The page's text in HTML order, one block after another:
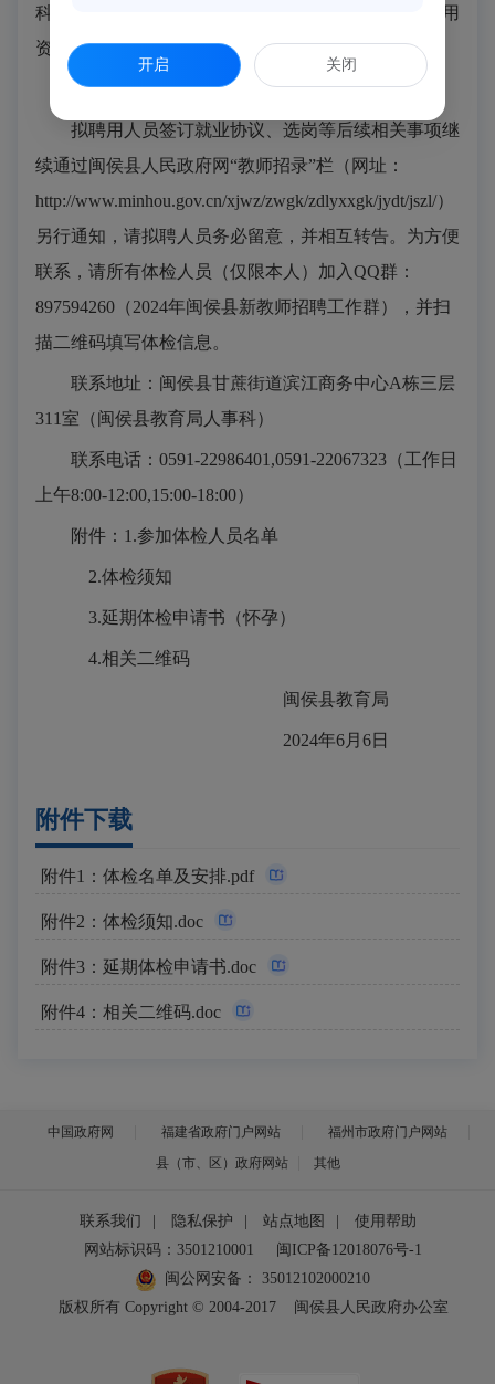
科申请延期体检。凡是无故缺席体检的视为放弃拟聘用
资格。
三、其他事项
拟聘用人员签订就业协议、选岗等后续相关事项继
续通过闽侯县人民政府网“教师招录”栏（网址：
http://www.minhou.gov.cn/xjwz/zwgk/zdlyxxgk/jydt/jszl/）
另行通知，请拟聘人员务必留意，并相互转告。为方便
联系，请所有体检人员（仅限本人）加入QQ群：
897594260（2024年闽侯县新教师招聘工作群），并扫
描二维码填写体检信息。
联系地址：闽侯县甘蔗街道滨江商务中心A栋三层
311室（闽侯县教育局人事科）
联系电话：0591-22986401,0591-22067323（工作日
上午8:00-12:00,15:00-18:00）
附件：1.参加体检人员名单
2.体检须知
3.延期体检申请书（怀孕）
4.相关二维码
闽侯县教育局
2024年6月6日
附件下载
附件1：体检名单及安排.pdf
附件2：体检须知.doc
附件3：延期体检申请书.doc
附件4：相关二维码.doc
中国政府网 福建省政府门户网站
福州市政府门户网站
县（市、区）政府网站
其他
联系我们 隐私保护 站点地图
使用帮助
网站标识码：3501210001
闽ICP备12018076号-1
闽公网安备：
35012102000210
版权所有 Copyright © 2004-2017
闽侯县人民政府办公室
开启 关闭